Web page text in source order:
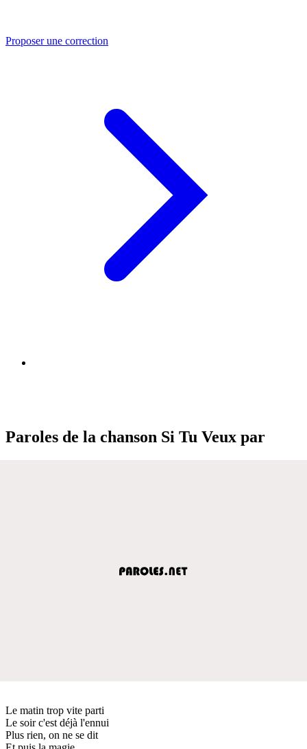
Proposer une correction
Paroles de la chanson Si Tu Veux par
Le matin trop vite parti
Le soir c'est déjà l'ennui
Plus rien, on ne se dit